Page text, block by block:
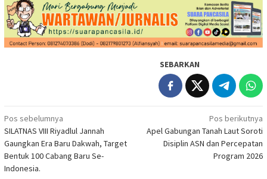
SEBARKAN
Navigasi
pos
Pos sebelumnya
SILATNAS VIII Riyadlul Jannah
Gaungkan Era Baru Dakwah, Target
Bentuk 100 Cabang Baru Se-
Indonesia.
Pos berikutnya
Apel Gabungan Tanah Laut Soroti
Disiplin ASN dan Percepatan
Program 2026